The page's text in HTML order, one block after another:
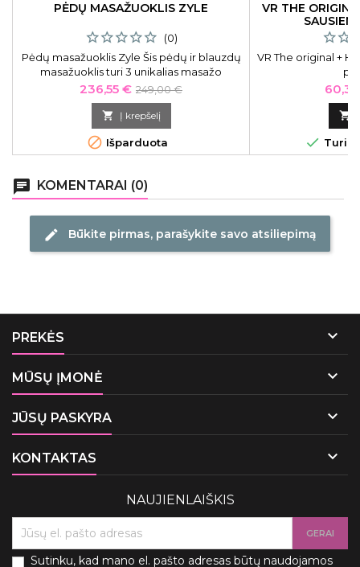
PĖDŲ MASAŽUOKLIS ZYLE
(0)
Pėdų masažuoklis Zyle Šis pėdų ir blauzdų
masažuoklis turi 3 unikalias masažo
programas. O papildoma šilumos funkcija
leis pajusti tikrą atsipalaidavimą ir mėgautis
masažo teikiamu malonumu!
Kaina
236,55 € Bazinė
kaina
249,00 €
 Į krepšelį
 Išparduota
VR THE
VR The original +
Kaina


chat KOMENTARAI (0)
edit Būkite pirmas, parašykite savo atsiliepimą
PREKĖS 
MŪSŲ ĮMONĖ 
JŪSŲ PASKYRA 
KONTAKTAS 
NAUJIENLAIŠKIS
Sutinku, kad mano el. pašto adresas būtų naudojamos